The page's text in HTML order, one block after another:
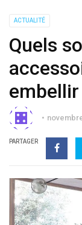
ACTUALITÉ
Quels
PARTAGER